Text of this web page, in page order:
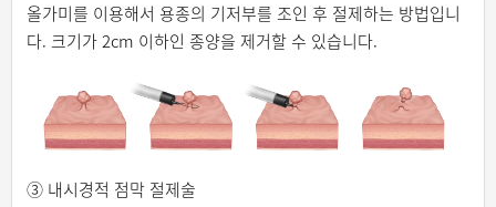
올가미를 이용해서 용종의 기저부를 조인 후 절제하는 방법입니
다. 크기가 2cm 이하인 종양을 제거할 수 있습니다.
③ 내시경적 점막 절제술